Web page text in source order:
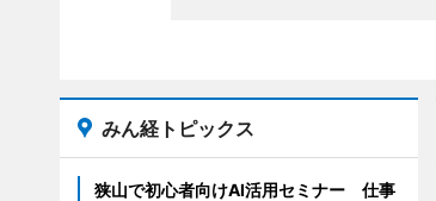
みん経トピックス
狭山で初心者向けAI活用セミナー 仕事